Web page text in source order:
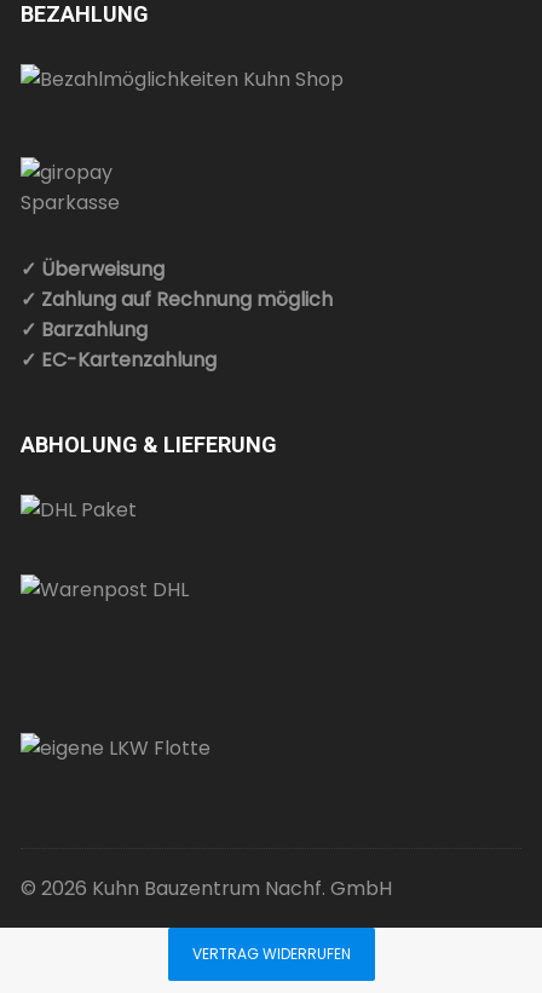
BEZAHLUNG
✓ Überweisung
✓ Zahlung auf Rechnung möglich
✓ Barzahlung
✓ EC-Kartenzahlung
ABHOLUNG & LIEFERUNG
© 2026 Kuhn Bauzentrum Nachf. GmbH
VERTRAG WIDERRUFEN